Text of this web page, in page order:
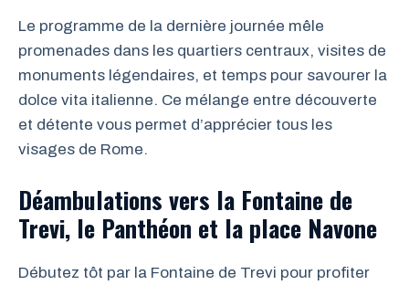
Le programme de la dernière journée mêle
promenades dans les quartiers centraux, visites de
monuments légendaires, et temps pour savourer la
dolce vita italienne. Ce mélange entre découverte
et détente vous permet d’apprécier tous les
visages de Rome.
Déambulations vers la Fontaine de
Trevi, le Panthéon et la place Navone
Débutez tôt par la Fontaine de Trevi pour profiter